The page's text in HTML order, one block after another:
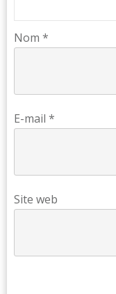
Nom *
E-mail *
Site web